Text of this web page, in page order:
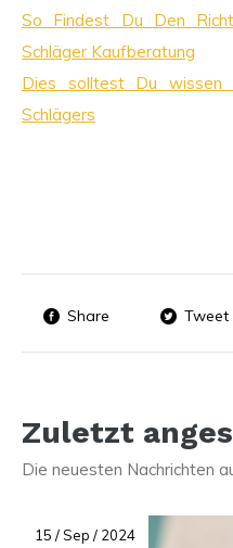
So Findest Du Den
Schläger Kaufberatung
Dies solltest Du wissen
Schlägers
Share Tweet
Zuletzt
Die neuesten Nachrichten
15 / Sep / 2024